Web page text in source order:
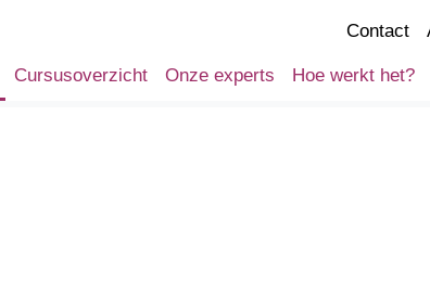
Contact
Cursusoverzicht Onze experts Hoe werkt het?